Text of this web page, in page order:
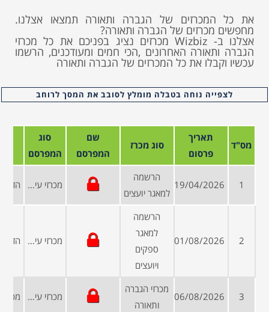
את כל המכרזים של הגברה ותאורה תמצאו אצלנו.
מחפשים מכרזים של הגברה ותאורה?
אצלנו ב- Wizbiz מכרזים נציג בפניכם את כל מכרזי
הגברה ותאורה האחרונים ,הכי חמים ומעודכנים, הרשמו
עכשיו וקבלו את כל המכרזים של הגברה ותאורה
לצפייה נוחה בטבלה מומלץ לסובב את המסך לרוחב
מס"ד
תאריך
פרסום
סוג מכרז
שם
המפרסם
סוג
המפרסם
1
19/04/2026
הרשמה
למאגר יועצים
מכרזי עיריות ומועצות
2
01/08/2026
הרשמה
למאגר
ספקים
ויועצים
מכרזי עיריות ומועצות
3
06/08/2026
מכרזי הגברה
ותאורה
מכרזי עיריות ומועצות